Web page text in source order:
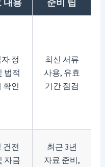
정
법적
확인
최신 서류
사용, 유효
기간 점검
건전
자금
최근 3년
자료 준비,